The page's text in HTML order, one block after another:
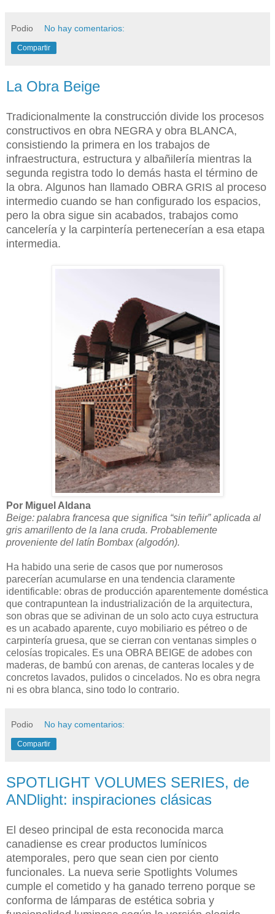
Podio No hay comentarios:
Compartir
La Obra Beige
Tradicionalmente la construcción divide los procesos
constructivos en obra NEGRA y obra BLANCA,
consistiendo la primera en los trabajos de
infraestructura, estructura y albañilería mientras la
segunda registra todo lo demás hasta el término de
la obra. Algunos han llamado OBRA GRIS al proceso
intermedio cuando se han configurado los espacios,
pero la obra sigue sin acabados, trabajos como
cancelería y la carpintería pertenecerían a esa etapa
intermedia.
Por Miguel Aldana
Beige: palabra francesa que significa “sin teñir” aplicada al
gris amarillento de la lana cruda. Probablemente
proveniente del latín Bombax (algodón).
Ha habido una serie de casos que por numerosos
parecerían acumularse en una tendencia claramente
identificable: obras de producción aparentemente doméstica
que contrapuntean la industrialización de la arquitectura,
son obras que se adivinan de un solo acto cuya estructura
es un acabado aparente, cuyo mobiliario es pétreo o de
carpintería gruesa, que se cierran con ventanas simples o
celosías tropicales. Es una OBRA BEIGE de adobes con
maderas, de bambú con arenas, de canteras locales y de
concretos lavados, pulidos o cincelados. No es obra negra
ni es obra blanca, sino todo lo contrario.
Podio No hay comentarios:
Compartir
SPOTLIGHT VOLUMES SERIES, de
ANDlight: inspiraciones clásicas
El deseo principal de esta reconocida marca
canadiense es crear productos lumínicos
atemporales, pero que sean cien por ciento
funcionales. La nueva serie Spotlights Volumes
cumple el cometido y ha ganado terreno porque se
conforma de lámparas de estética sobria y